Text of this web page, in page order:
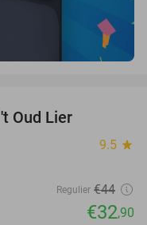
Oud Lier
9.5 star
Regulier €44
€32,90